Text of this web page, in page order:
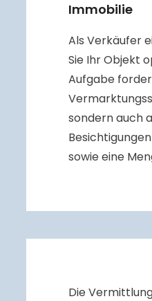
Immobilie
Als Verkäufer
Sie Ihr Objekt
Aufgabe
sondern auch
sowie eine
Die